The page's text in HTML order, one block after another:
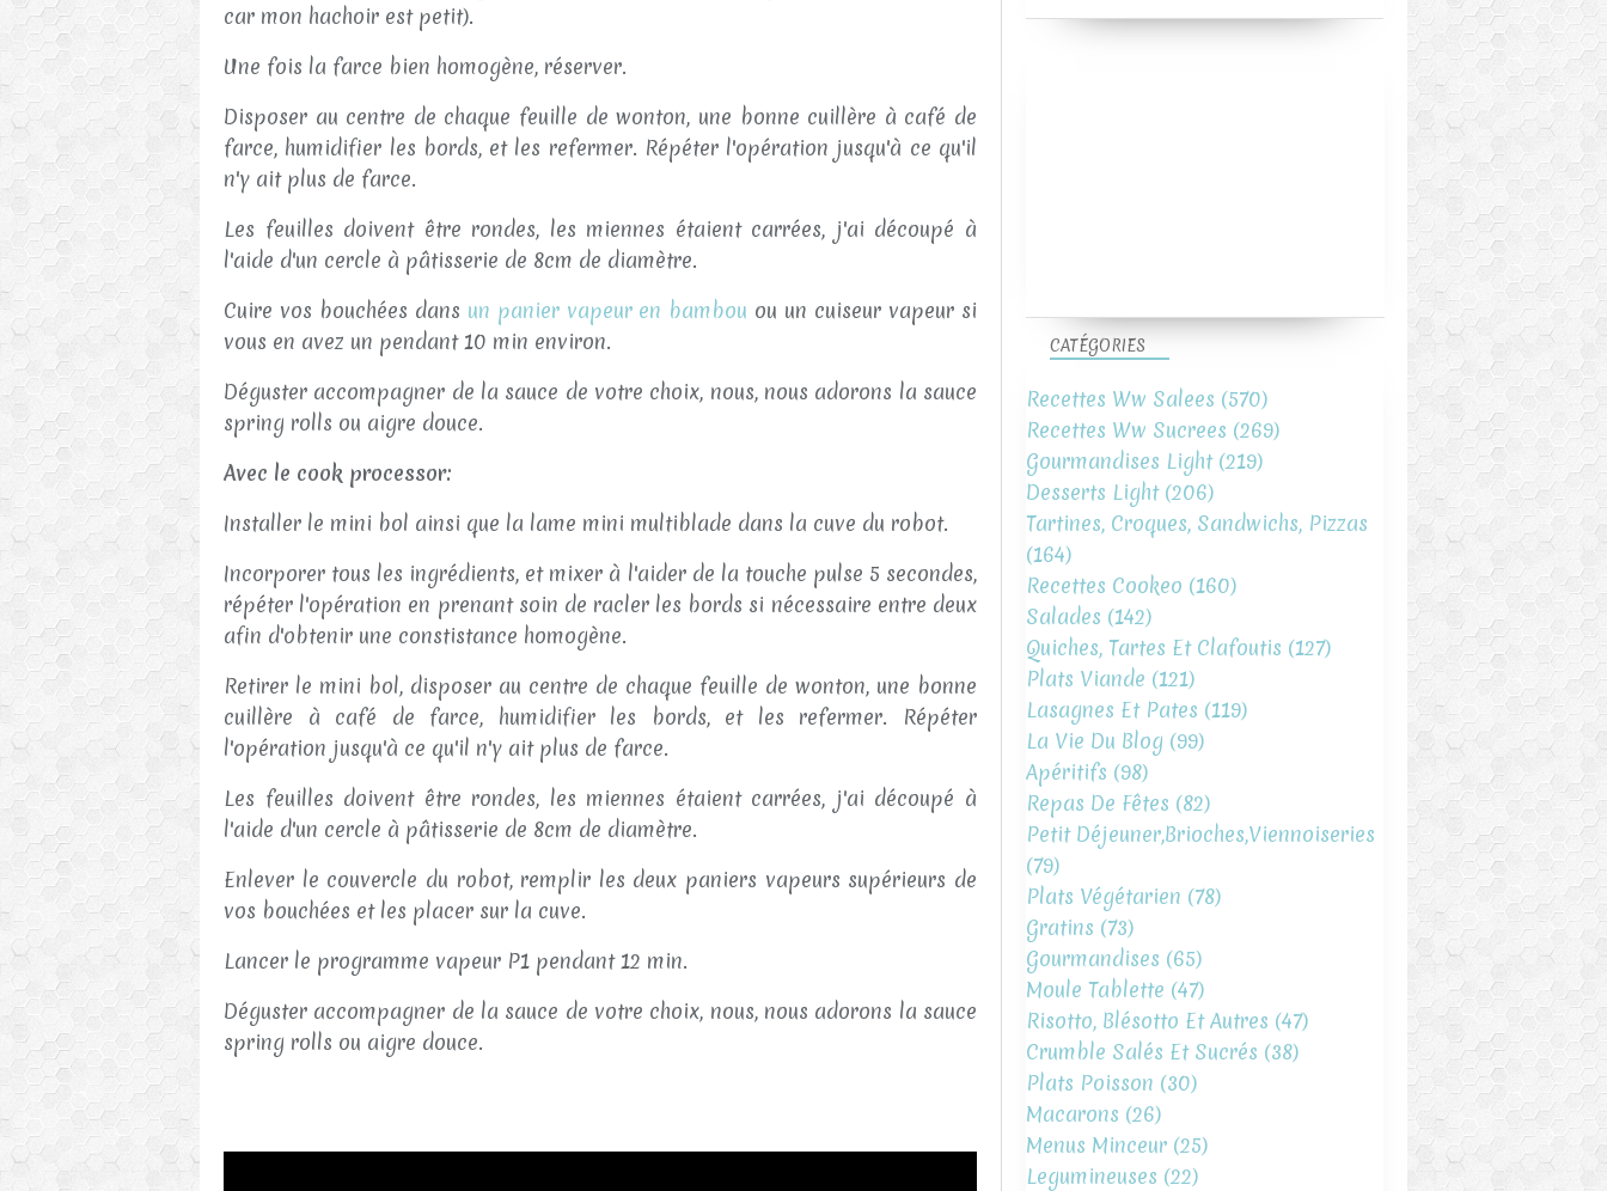
car mon hachoir est petit).
Une fois la farce bien homogène, réserver.
Disposer au centre de chaque feuille de wonton, une bonne cuillère à café de
farce, humidifier les bords, et les refermer. Répéter l'opération jusqu'à ce qu'il
n'y ait plus de farce.
Les feuilles doivent être rondes, les miennes étaient carrées, j'ai découpé à
l'aide d'un cercle à pâtisserie de 8cm de diamètre.
Cuire vos bouchées dans un panier vapeur en bambou ou un cuiseur vapeur si
vous en avez un pendant 10 min environ.
Déguster accompagner de la sauce de votre choix, nous, nous adorons la sauce
spring rolls ou aigre douce.
Avec le cook processor:
Installer le mini bol ainsi que la lame mini multiblade dans la cuve du robot.
Incorporer tous les ingrédients, et mixer à l'aider de la touche pulse 5 secondes,
répéter l'opération en prenant soin de racler les bords si nécessaire entre deux
afin d'obtenir une constistance homogène.
Retirer le mini bol, disposer au centre de chaque feuille de wonton, une bonne
cuillère à café de farce, humidifier les bords, et les refermer. Répéter
l'opération jusqu'à ce qu'il n'y ait plus de farce.
Les feuilles doivent être rondes, les miennes étaient carrées, j'ai découpé à
l'aide d'un cercle à pâtisserie de 8cm de diamètre.
Enlever le couvercle du robot, remplir les deux paniers vapeurs supérieurs de
vos bouchées et les placer sur la cuve.
Lancer le programme vapeur P1 pendant 12 min.
Déguster accompagner de la sauce de votre choix, nous, nous adorons la sauce
spring rolls ou aigre douce.
CATÉGORIES
Recettes Ww Salees (570)
Recettes Ww Sucrees (269)
Gourmandises Light(219)
Desserts Light(206)
Tartines, Croques, Sandwichs, Pizzas
(164)
Recettes Cookeo (160)
Salades (142)
Quiches, Tartes Et Clafoutis (127)
Plats Viande (121)
Lasagnes Et Pates (119)
La Vie Du Blog (99)
Apéritifs (98)
Repas De Fêtes (82)
Petit Déjeuner,brioches,viennoiseries
(79)
Plats Végétarien (78)
Gratins (73)
Gourmandises (65)
Moule Tablette (47)
Risotto, Blésotto Et Autres (47)
Crumble Salés Et Sucrés (38)
Plats Poisson (30)
Macarons (26)
Menus Minceur (25)
Legumineuses (22)